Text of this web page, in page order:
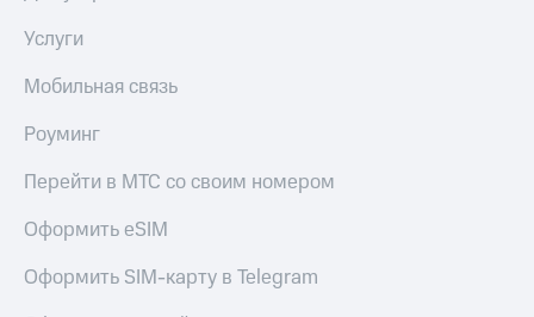
Услуги
Мобильная связь
Роуминг
Перейти в МТС со своим номером
Оформить eSIM
Оформить SIM-карту в Telegram